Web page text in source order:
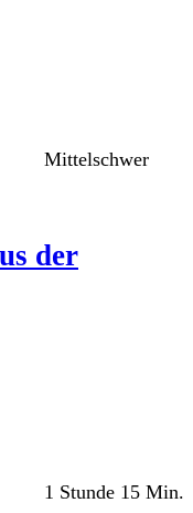
Mittelschwer
der
1 Stunde 15 Min.